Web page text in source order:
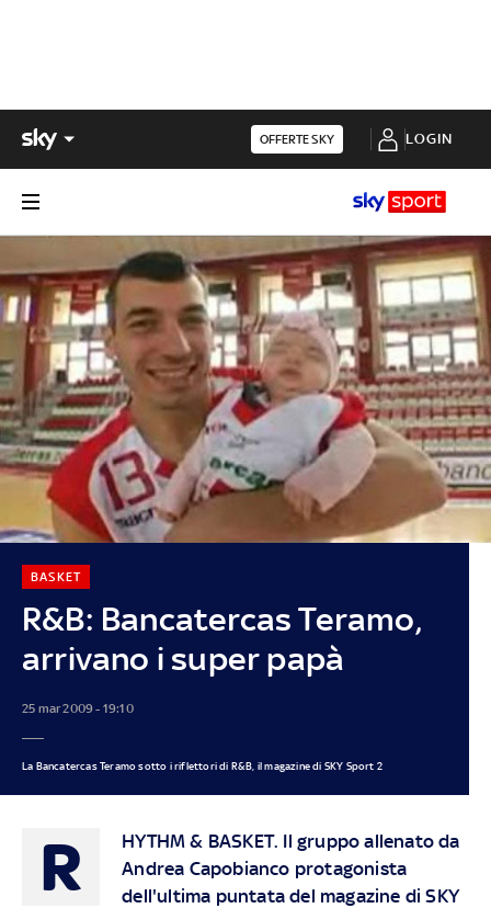
OFFERTE SKY LOGIN
R&B: Bancatercas Teramo,
arrivano i super papà
BASKET
25 mar 2009 - 19:10
La Bancatercas Teramo sotto i riflettori di R&B, il magazine di SKY Sport 2
R
HYTHM & BASKET. Il gruppo allenato da
Andrea Capobianco protagonista
dell'ultima puntata del magazine di SKY